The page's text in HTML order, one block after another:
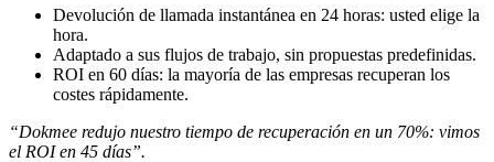
Devolución de llamada instantánea en 24 horas: usted elige la
hora.
Adaptado a sus flujos de trabajo, sin propuestas predefinidas.
ROI en 60 días: la mayoría de las empresas recuperan los
costes rápidamente.
“Dokmee redujo nuestro tiempo de recuperación en un 70%: vimos
el ROI en 45 días”.